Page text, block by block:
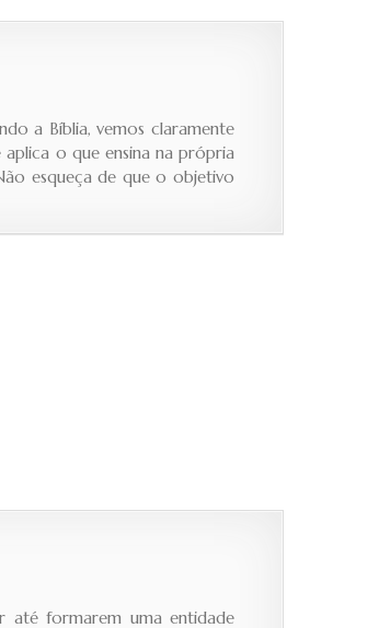
a Bíblia, vemos claramente
o que ensina na própria
esqueça de que o objetivo
até formarem uma entidade